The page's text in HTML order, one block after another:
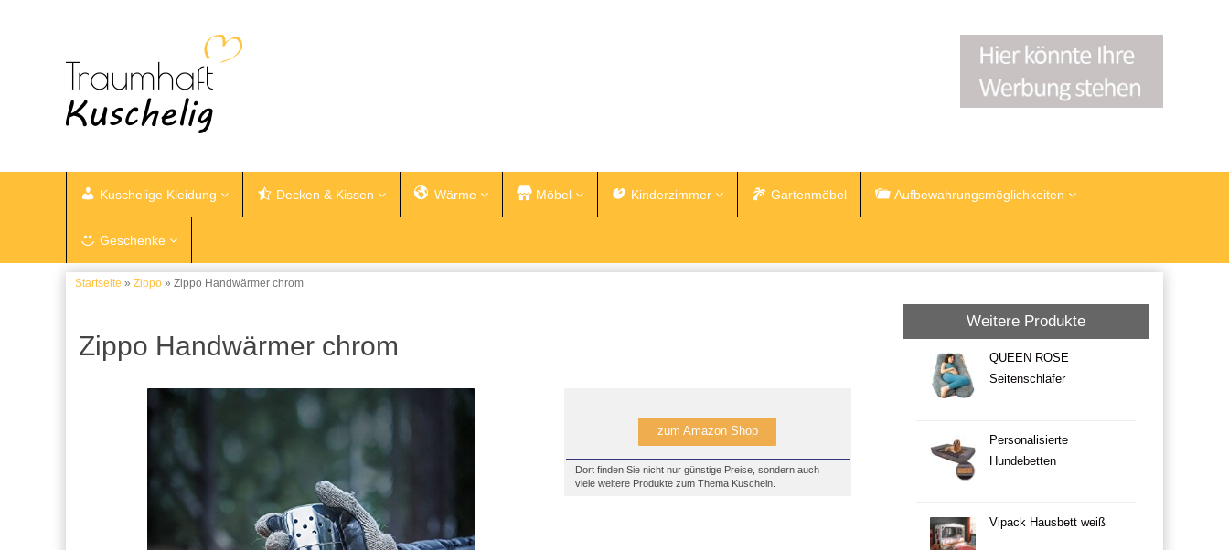
Kuschelige Kleidung Decken & Kissen Wärme Möbel Kinderzimmer Gartenmöbel Aufbewahrungsmöglichkeiten
Geschenke
Startseite » Zippo » Zippo Handwärmer chrom
Zippo Handwärmer chrom
zum Amazon Shop
Dort finden Sie nicht nur günstige Preise, sondern auch
viele weitere Produkte zum Thema Kuscheln.
Weitere Produkte
QUEEN ROSE
Seitenschläfer
Personalisierte
Hundebetten
Vipack Hausbett weiß